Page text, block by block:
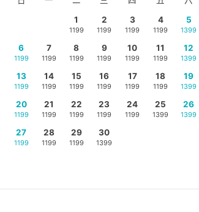
1
1199
2
1199
3
1199
4
1199
5
1399
6
1199
7
1199
8
1199
9
1199
10
1199
11
1199
12
1399
13
1199
14
1199
15
1199
16
1199
17
1199
18
1199
19
1399
20
1199
21
1199
22
1199
23
1199
24
1199
25
1399
26
1399
27
1199
28
1199
29
1199
30
1399